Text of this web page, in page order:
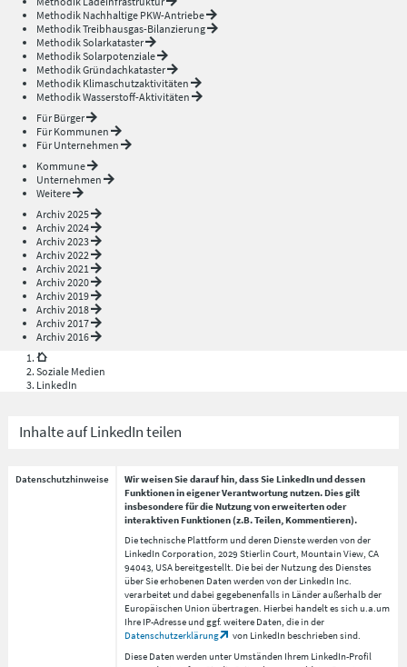
Methodik Nachhaltige PKW-Antriebe
Methodik Treibhausgas-Bilanzierung
Methodik Solarkataster
Methodik Solarpotenziale
Methodik Gründachkataster
Methodik Klimaschutzaktivitäten
Methodik Wasserstoff-Aktivitäten
Für Bürger
Für Kommunen
Für Unternehmen
Kommune
Unternehmen
Weitere
Archiv 2025
Archiv 2024
Archiv 2023
Archiv 2022
Archiv 2021
Archiv 2020
Archiv 2019
Archiv 2018
Archiv 2017
Archiv 2016
Soziale Medien
LinkedIn
Inhalte auf LinkedIn teilen
Datenschutzhinweise
Wir weisen Sie darauf hin, dass Sie LinkedIn und dessen
Funktionen in eigener Verantwortung nutzen. Dies gilt
insbesondere für die Nutzung von erweiterten oder
interaktiven Funktionen (z.B. Teilen, Kommentieren).
Die technische Plattform und deren Dienste werden von der
LinkedIn Corporation, 2029 Stierlin Court, Mountain View, CA
94043, USA bereitgestellt. Die bei der Nutzung des Dienstes
über Sie erhobenen Daten werden von der LinkedIn Inc.
verarbeitet und dabei gegebenenfalls in Länder außerhalb der
Europäischen Union übertragen. Hierbei handelt es sich u.a.um
Ihre IP-Adresse und ggf. weitere Daten, die in der
Datenschutzerklärung
von LinkedIn beschrieben sind.
Diese Daten werden unter Umständen Ihrem LinkedIn-Profil